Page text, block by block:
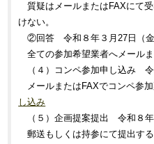
質疑はメールまたはFAXにて
けない。
②回答 令和８年３月27日（金
全ての参加希望業者へメール
（４）コンペ参加申し込み
メールまたはFAXでコンペ参加
し込み
（５）企画提案提出 令和８
郵送もしくは持参にて提出する